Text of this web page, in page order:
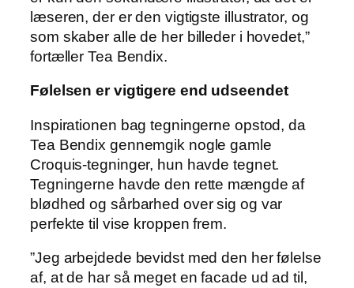
læseren, der er den vigtigste illustrator, og
som skaber alle de her billeder i hovedet,”
fortæller Tea Bendix.
Følelsen er vigtigere end udseendet
Inspirationen bag tegningerne opstod, da
Tea Bendix gennemgik nogle gamle
Croquis-tegninger, hun havde tegnet.
Tegningerne havde den rette mængde af
blødhed og sårbarhed over sig og var
perfekte til vise kroppen frem.
”Jeg arbejdede bevidst med den her følelse
af, at de har så meget en facade ud ad til,